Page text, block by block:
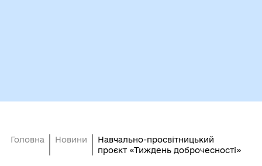
Головна Новини
Навчально-просвітницький
проєкт «Тиждень доброчесності»